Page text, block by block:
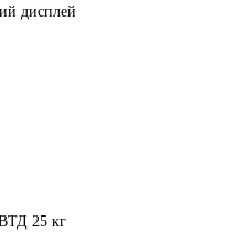
дисплей
25 кг